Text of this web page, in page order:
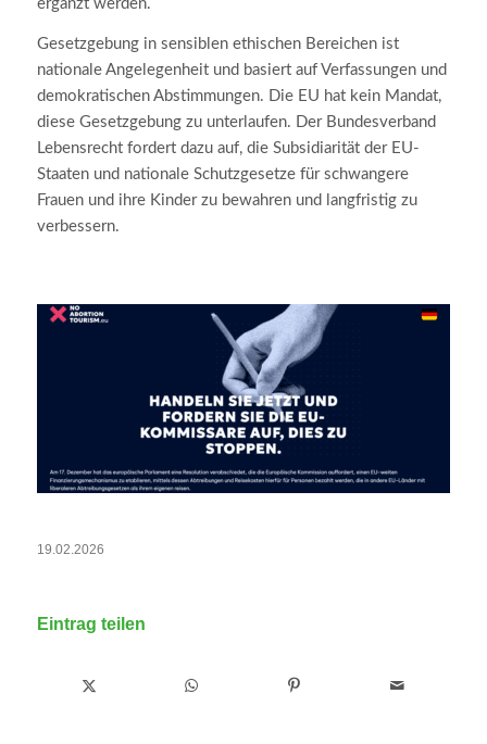
ergänzt werden.
Gesetzgebung in sensiblen ethischen Bereichen ist
nationale Angelegenheit und basiert auf Verfassungen und
demokratischen Abstimmungen. Die EU hat kein Mandat,
diese Gesetzgebung zu unterlaufen. Der Bundesverband
Lebensrecht fordert dazu auf, die Subsidiarität der EU-
Staaten und nationale Schutzgesetze für schwangere
Frauen und ihre Kinder zu bewahren und langfristig zu
verbessern.
19.02.2026
Eintrag teilen